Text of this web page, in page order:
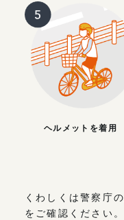
ヘルメットを着用
くわしくは警察庁の
をご確認ください。